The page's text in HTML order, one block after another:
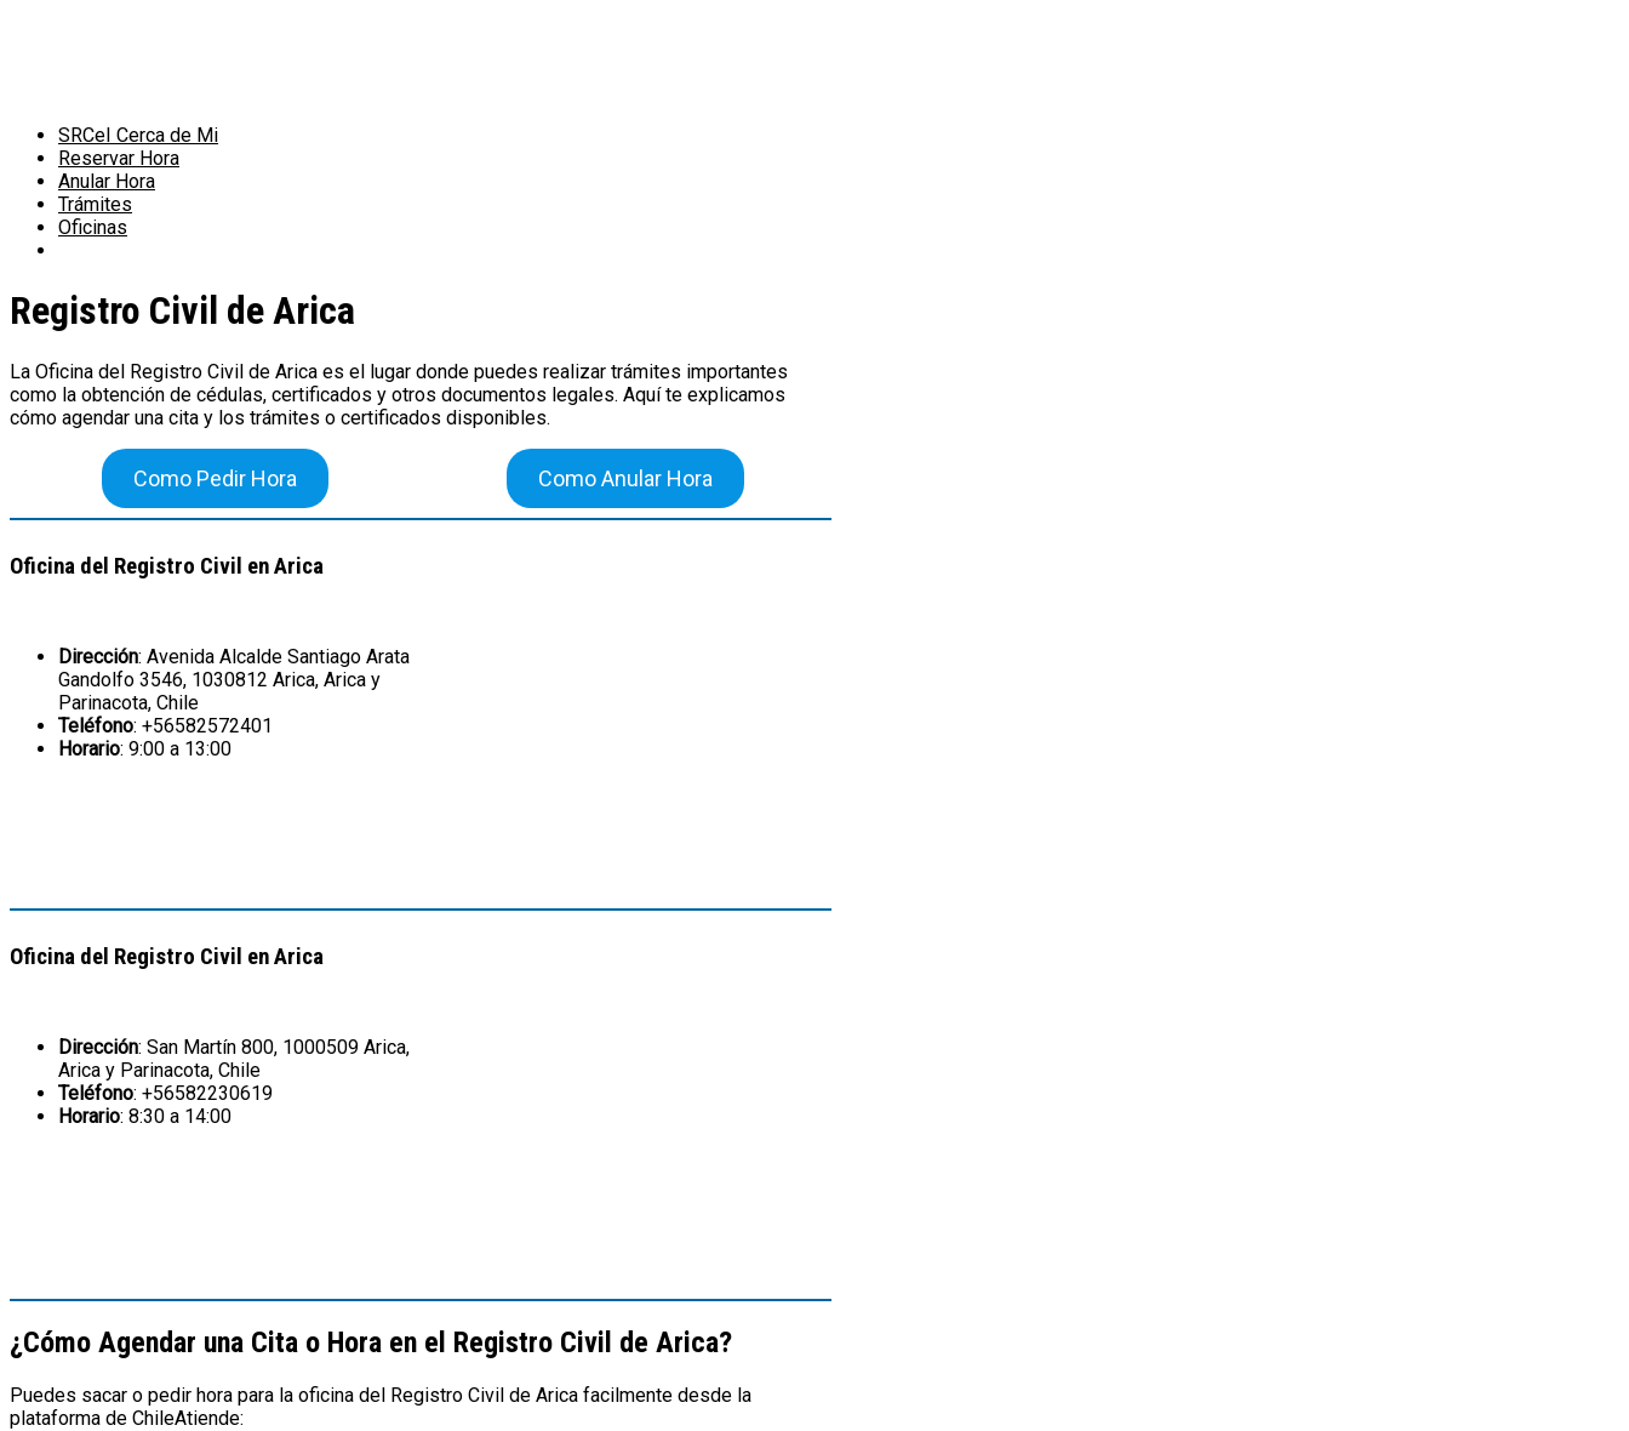
SRCeI Cerca de Mi
Reservar Hora
Anular Hora
Trámites
Oficinas
Registro Civil de Arica
La Oficina del Registro Civil de Arica es el lugar donde puedes realizar trámites importantes
como la obtención de cédulas, certificados y otros documentos legales. Aquí te explicamos
cómo agendar una cita y los trámites o certificados disponibles.
Como Pedir Hora Como Anular Hora
Oficina del Registro Civil en Arica
Dirección: Avenida Alcalde Santiago Arata
Gandolfo 3546, 1030812 Arica, Arica y
Parinacota, Chile
Teléfono: +56582572401
Horario: 9:00 a 13:00
Oficina del Registro Civil en Arica
Dirección: San Martín 800, 1000509 Arica,
Arica y Parinacota, Chile
Teléfono: +56582230619
Horario: 8:30 a 14:00
¿Cómo Agendar una Cita o Hora en el Registro Civil de Arica?
Puedes sacar o pedir hora para la oficina del Registro Civil de Arica facilmente desde la
plataforma de ChileAtiende: